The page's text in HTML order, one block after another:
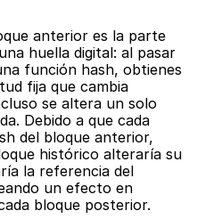
anterior es la parte
huella digital: al pasar
función hash, obtienes
fija que cambia
se altera un solo
Debido a que cada
del bloque anterior,
histórico alteraría su
la referencia del
un efecto en
bloque posterior.